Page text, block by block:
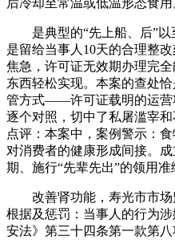
后冷却至常温或低温形态食用
是典型的“先上船、后”以
是留给当事人10天的合理整
焦急，许可证无效期办理完
东西轻松实现。本案的查处
管方式——许可证载明的运营
逐个对照，切中了私屠滥宰
点评：本案中，案例警示：
对消费者的健康形成间接。
期、施行“先辈先出”的领用准
改善肾功能，寿光市市场
根据及惩罚：当事人的行为
安法》第三十四条第一款第